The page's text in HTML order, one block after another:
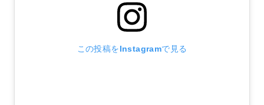
この投稿をInstagramで見る